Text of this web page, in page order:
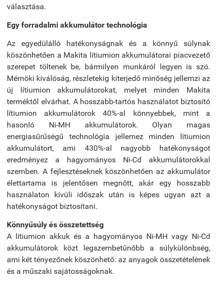
választása.
Egy forradalmi akkumulátor technológia
Az egyedülálló hatékonyságnak és a könnyű súlynak
köszönhetően a Makita lítiumion akkumulátorai piacvezető
szerepet töltenek be, bármilyen munkáról legyen is szó.
Mérnöki kiválóság, részletekig kiterjedő minőség jellemzi az
új lítiumion akkumulátorokat, melyet minden Makita
terméktől elvárhat. A hosszabb-tartós használatot biztosító
lítiumion akkumulátorok 40%-al könnyebbek, mint a
hasonló Ni-MH akkumulátorok. Olyan magas
energiasűrűségű technológia jellemez minden lítiumion
akkumulátort, ami 430%-al nagyobb hatékonyságot
eredményez a hagyományos Ni-Cd akkumulátorokkal
szemben. A fejlesztéseknek köszönhetően az akkumulátor
élettartama is jelentősen megnőtt, akár egy hosszabb
használaton kívüli időszak után is képes ugyan azt a
hatékonyságot biztosítani.
Könnyűsúly és összetettség
A lítiumion akkuk és a hagyományos Ni-MH vagy Ni-Cd
akkumulátorok közt legszembetűnőbb a súlykülönbség,
ami két tényezőnek köszönhető: az anyagok összetételének
és a műszaki sajátosságoknak.